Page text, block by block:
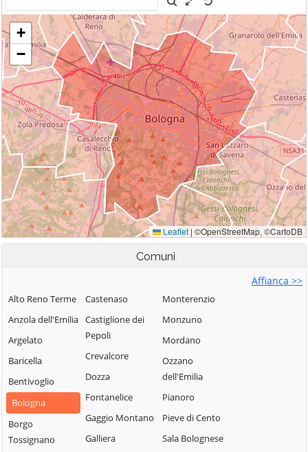
Comuni
Affianca >>
Alto Reno Terme
Anzola dell'Emilia
Argelato
Baricella
Bentivoglio
Bologna
Borgo
Tossignano
Castenaso
Castiglione dei
Pepoli
Crevalcore
Dozza
Fontanelice
Gaggio Montano
Galliera
Monterenzio
Monzuno
Mordano
Ozzano
dell'Emilia
Pianoro
Pieve di Cento
Sala Bolognese